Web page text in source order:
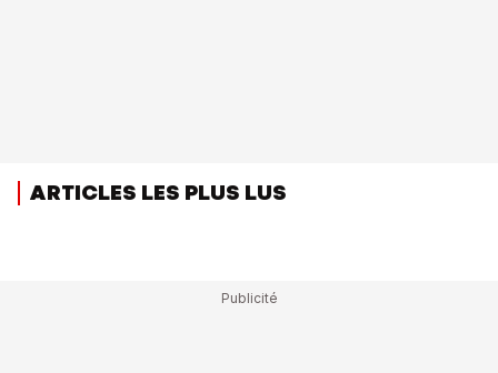
ARTICLES LES PLUS LUS